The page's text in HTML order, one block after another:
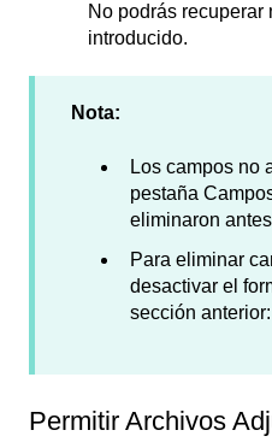
No podrás
introducido.
Nota:
Los campos no
pestaña
eliminaron
Para eliminar
desactivar el
sección
Permitir Archivos